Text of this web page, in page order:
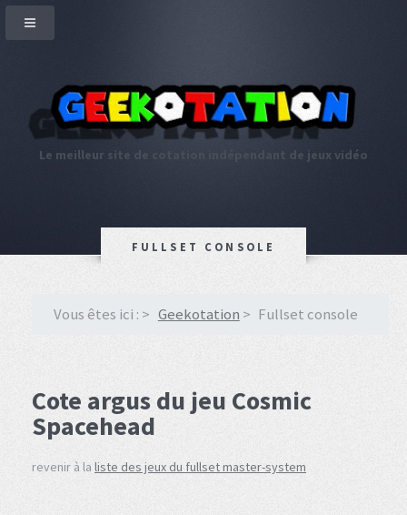
Le meilleur site de cotation indépendant de jeux vidéo
FULLSET CONSOLE
Vous êtes ici : Geekotation Fullset console
Cote argus du jeu Cosmic
Spacehead
revenir à la liste des jeux du fullset master-system